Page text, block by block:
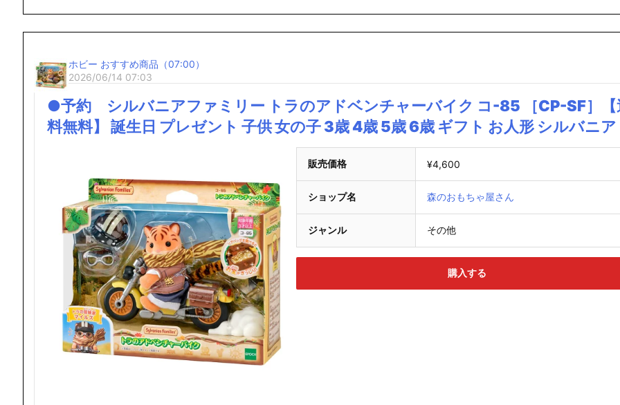
ホビー おすすめ商品（07:00）
2026/06/14 07:03
●予約 シルバニアファミリー トラのアドベンチャーバイク コ-85 ［CP-SF］【
料無料】 誕生日 プレゼント 子供 女の子 3歳 4歳 5歳 6歳 ギフト お人形 シルバニア
販売価格 ¥4,600
ショップ名 森のおもちゃ屋さん
ジャンル その他
購入する